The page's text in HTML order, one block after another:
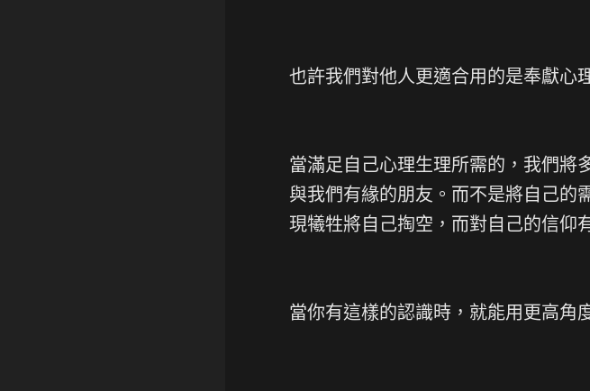
也許我們對他人更適合用的是奉獻心
當滿足自己心理生理所需的，我們將
與我們有緣的朋友。而不是將自己的
現犧牲將自己掏空，而對自己的信仰
當你有這樣的認識時，就能用更高角